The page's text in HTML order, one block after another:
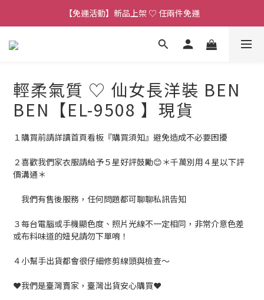
【連線直播】每週二 ~ 週五 𝟐𝟎:𝟎𝟎 詳見 𝑰𝑮 公告
【免運活動】新品上架 ♡ 任兩件免運
【客服時段】平日 𝟏𝟎:𝟎𝟎 - 𝟏𝟕:𝟎𝟎 (例假日公休 敬請見諒)
輕柔氣質 ♡ 仙女長洋裝 BEN
BEN【EL-9508 】現貨
１購買前請詳讀首頁看板『購買須知』避免造成不必要困擾
２喜歡我們家衣服請給予５星好評鼓勵😊＊千萬別用４星以下評
價溝通＊
我們有售後服務，任何問題都可聊聊私訊告知
３每台電腦或手機顯色度、照片光線不一定相同，非常介意色差
或布料味道的妞兒請勿下單唷！
４小幫手出貨都會很仔細修剪線頭與檢查～
❤️我們是臺灣賣家，臺灣出貨安心購買❤️